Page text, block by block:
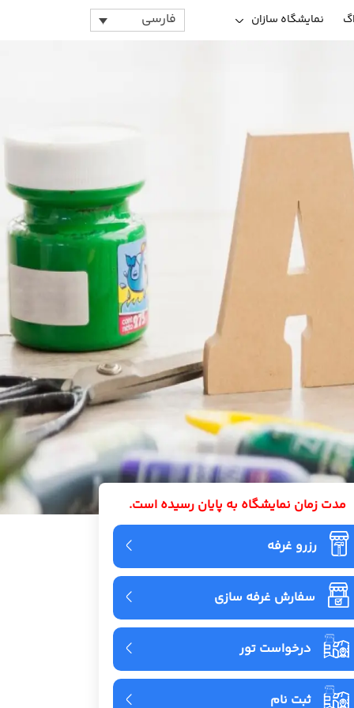
نمایشگاه سازان فارسی
مدت زمان نمایشگاه به پایان رسیده است.
رزرو غرفه
سفارش غرفه سازی
درخواست تور
ثبت نام